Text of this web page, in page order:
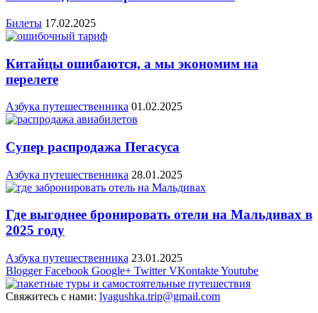
Билеты 17.02.2025
Китайцы ошибаются, а мы экономим на
перелете
Азбука путешественника 01.02.2025
Супер распродажа Пегасуса
Азбука путешественника 28.01.2025
Где выгоднее бронировать отели на Мальдивах в
2025 году
Азбука путешественника 23.01.2025
Blogger Facebook Google+ Twitter VKontakteYoutube
Свяжитесь с нами: lyagushka.trip@gmail.com